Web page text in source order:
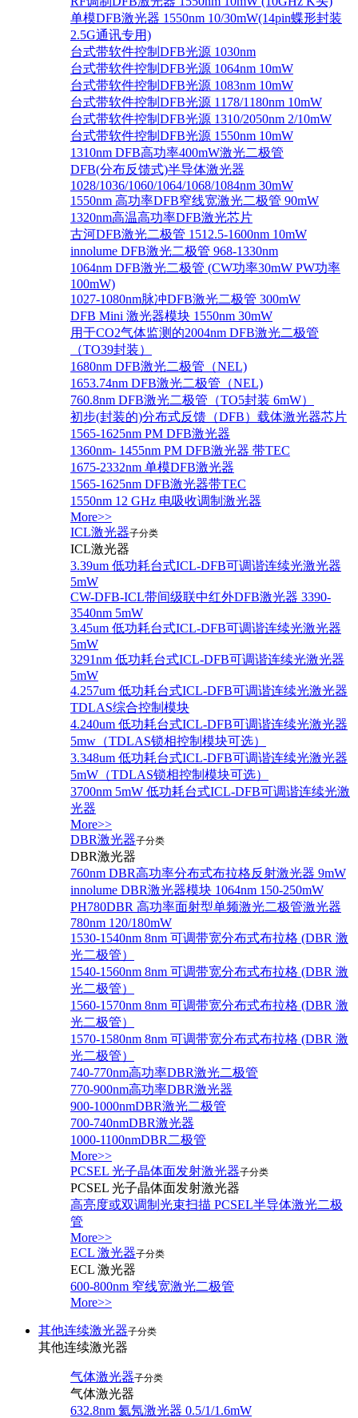
单模DFB激光器 1550nm 10/30mW(14pin蝶形封装
2.5G通讯专用)
台式带软件控制DFB光源 1030nm
台式带软件控制DFB光源 1064nm 10mW
台式带软件控制DFB光源 1083nm 10mW
台式带软件控制DFB光源 1178/1180nm 10mW
台式带软件控制DFB光源 1310/2050nm 2/10mW
台式带软件控制DFB光源 1550nm 10mW
1310nm DFB高功率400mW激光二极管
DFB(分布反馈式)半导体激光器
1028/1036/1060/1064/1068/1084nm 30mW
1550nm 高功率DFB窄线宽激光二极管 90mW
1320nm高温高功率DFB激光芯片
古河DFB激光二极管 1512.5-1600nm 10mW
innolume DFB激光二极管 968-1330nm
1064nm DFB激光二极管 (CW功率30mW PW功率
100mW)
1027-1080nm脉冲DFB激光二极管 300mW
DFB Mini 激光器模块 1550nm 30mW
用于CO2气体监测的2004nm DFB激光二极管
（TO39封装）
1680nm DFB激光二极管（NEL)
1653.74nm DFB激光二极管（NEL)
760.8nm DFB激光二极管（TO5封装 6mW）
初步(封装的)分布式反馈（DFB）载体激光器芯片
1565-1625nm PM DFB激光器
1360nm- 1455nm PM DFB激光器 带TEC
1675-2332nm 单模DFB激光器
1565-1625nm DFB激光器带TEC
1550nm 12 GHz 电吸收调制激光器
More>>
ICL激光器子分类
ICL激光器
3.39um 低功耗台式ICL-DFB可调谐连续光激光器
5mW
CW-DFB-ICL带间级联中红外DFB激光器 3390-
3540nm 5mW
3.45um 低功耗台式ICL-DFB可调谐连续光激光器
5mW
3291nm 低功耗台式ICL-DFB可调谐连续光激光器
5mW
4.257um 低功耗台式ICL-DFB可调谐连续光激光器
TDLAS综合控制模块
4.240um 低功耗台式ICL-DFB可调谐连续光激光器
5mw（TDLAS锁相控制模块可选）
3.348um 低功耗台式ICL-DFB可调谐连续光激光器
5mW（TDLAS锁相控制模块可选）
3700nm 5mW 低功耗台式ICL-DFB可调谐连续光激
光器
More>>
DBR激光器子分类
DBR激光器
760nm DBR高功率分布式布拉格反射激光器 9mW
innolume DBR激光器模块 1064nm 150-250mW
PH780DBR 高功率面射型单频激光二极管激光器
780nm 120/180mW
1530-1540nm 8nm 可调带宽分布式布拉格 (DBR 激
光二极管）
1540-1560nm 8nm 可调带宽分布式布拉格 (DBR 激
光二极管）
1560-1570nm 8nm 可调带宽分布式布拉格 (DBR 激
光二极管）
1570-1580nm 8nm 可调带宽分布式布拉格 (DBR 激
光二极管）
740-770nm高功率DBR激光二极管
770-900nm高功率DBR激光器
900-1000nmDBR激光二极管
700-740nmDBR激光器
1000-1100nmDBR二极管
More>>
PCSEL 光子晶体面发射激光器子分类
PCSEL 光子晶体面发射激光器
高亮度或双调制光束扫描 PCSEL半导体激光二极
管
More>>
ECL 激光器子分类
ECL 激光器
600-800nm 窄线宽激光二极管
More>>
其他连续激光器子分类
其他连续激光器
气体激光器子分类
气体激光器
632.8nm 氦氖激光器 0.5/1/1.6mW